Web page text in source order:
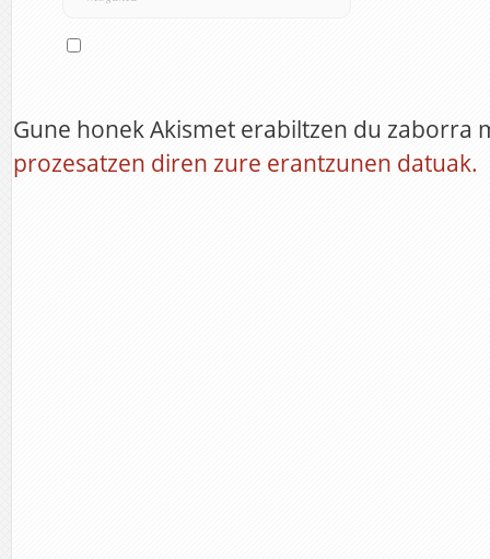
Gune honek Akismet erabiltzen du zaborra
prozesatzen diren zure erantzunen datuak.